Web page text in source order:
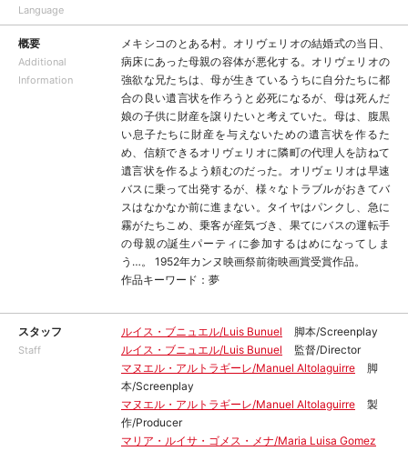
Language
概要
Additional
Information
メキシコのとある村。オリヴェリオの結婚式の当日、
病床にあった母親の容体が悪化する。オリヴェリオの
強欲な兄たちは、母が生きているうちに自分たちに都
合の良い遺言状を作ろうと必死になるが、母は死んだ
娘の子供に財産を譲りたいと考えていた。母は、腹黒
い息子たちに財産を与えないための遺言状を作るた
め、信頼できるオリヴェリオに隣町の代理人を訪ねて
遺言状を作るよう頼むのだった。オリヴェリオは早速
バスに乗って出発するが、様々なトラブルがおきてバ
スはなかなか前に進まない。タイヤはパンクし、急に
霧がたちこめ、乗客が産気づき、果てにバスの運転手
の母親の誕生パーティに参加するはめになってしま
う…。 1952年カンヌ映画祭前衛映画賞受賞作品。
作品キーワード：夢
スタッフ
Staff
ルイス・ブニュエル/Luis Bunuel
脚本/Screenplay
ルイス・ブニュエル/Luis Bunuel
監督/Director
マヌエル・アルトラギーレ/Manuel Altolaguirre
脚
本/Screenplay
マヌエル・アルトラギーレ/Manuel Altolaguirre
製
作/Producer
マリア・ルイサ・ゴメス・メナ/Maria Luisa Gomez